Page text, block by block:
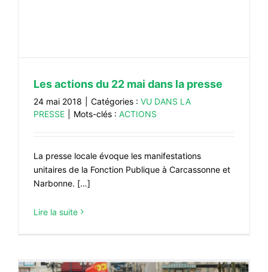
Les actions du 22 mai dans la presse
24 mai 2018 Catégories : VU DANS LA
PRESSE
Mots-clés : ACTIONS
La presse locale évoque les manifestations
unitaires de la Fonction Publique à Carcassonne et
Narbonne. […]
Lire la suite